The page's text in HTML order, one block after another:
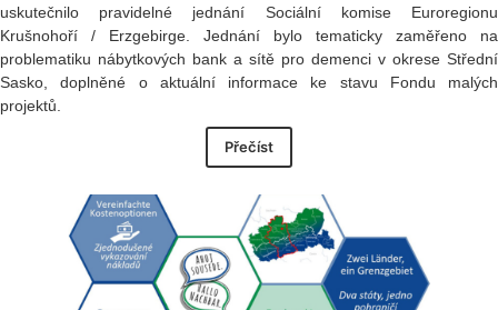
uskutečnilo pravidelné jednání Sociální komise Euroregionu
Krušnohoří / Erzgebirge. Jednání bylo tematicky zaměřeno na
problematiku nábytkových bank a sítě pro demenci v okrese Střední
Sasko, doplněné o aktuální informace ke stavu Fondu malých
projektů.
Přečíst